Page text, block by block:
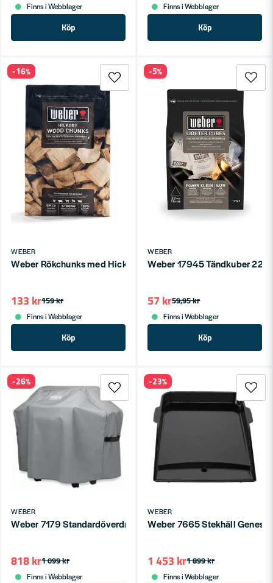
Finns i Webblager
Köp
Finns i Webblager
Köp
WEBER
Weber Rökchunks med Hickorysmak (1,5kg)
159 kr
133 kr
Finns i Webblager
Köp
-16%
WEBER
Weber 17945 Tändkuber 22st
59,95 kr
57 kr
Finns i Webblager
Köp
-5%
WEBER
Weber 7179 Standardöverdrag Genesis II 300-serien
1 099 kr
818 kr
Finns i Webblager
-26%
WEBER
Weber 7665 Stekhäll Genesis
1 899 kr
1 453 kr
Finns i Webblager
-23%